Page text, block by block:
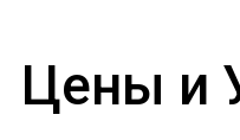
Цены и